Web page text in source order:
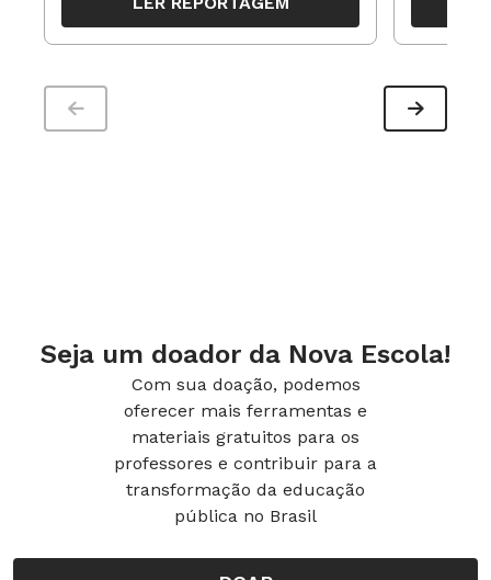
trabalho pedagógico ao longo do
período
Seja um doador da Nova Escola!
Com sua doação, podemos
oferecer mais ferramentas e
materiais gratuitos para os
professores e contribuir para a
transformação da educação
pública no Brasil